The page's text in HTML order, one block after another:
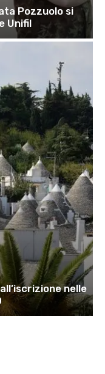
Pozzuolo si
Unifil
nelle